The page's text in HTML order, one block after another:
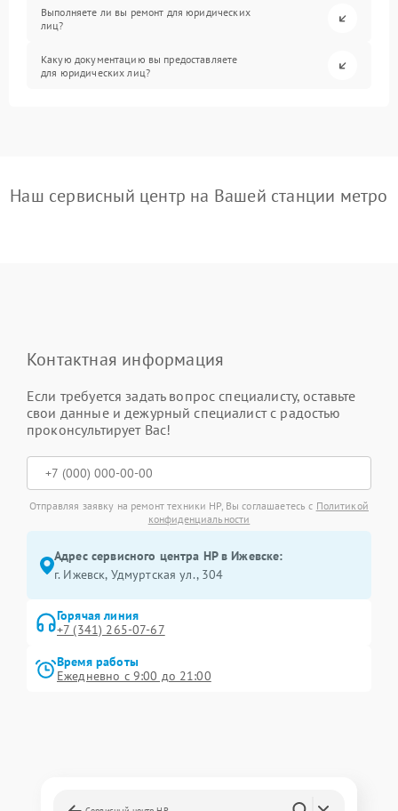
Выполняете ли вы ремонт для юридических
лиц?
Какую документацию вы предоставляете
для юридических лиц?
Наш сервисный центр на Вашей станции метро
Контактная информация
Если требуется задать вопрос специалисту, оставьте
свои данные и дежурный специалист с радостью
проконсультирует Вас!
Отправляя заявку на ремонт техники HP, Вы соглашаетесь с Политикой
конфиденциальности
Адрес сервисного центра HP в Ижевске:
г. Ижевск, Удмуртская ул., 304
Горячая линия
+7 (341) 265-07-67
Время работы
Ежедневно с 9:00 до 21:00